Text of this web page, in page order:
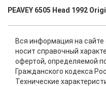
PEAVEY 6505 Head 1992
Вся информация на сайте
носит справочный
офертой, определяемой
Гражданского кодекса
Технические